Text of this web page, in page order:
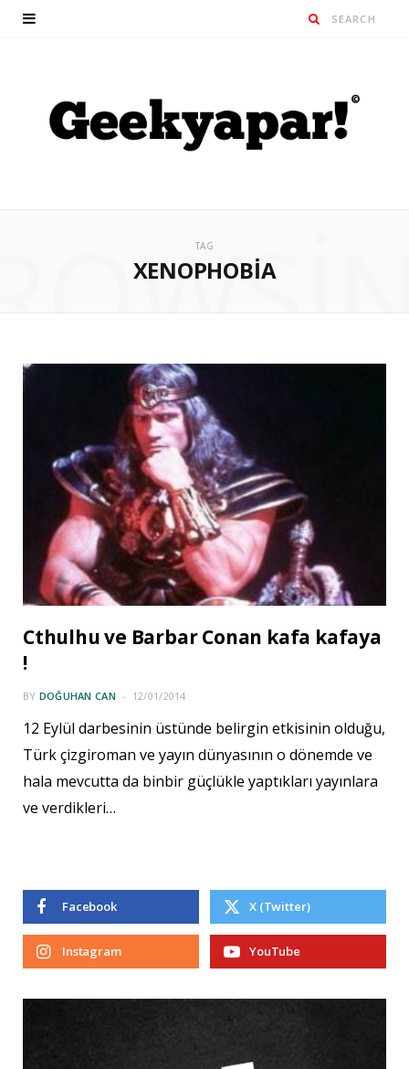
TAG
XENOPHOBIA
Cthulhu ve Barbar Conan kafa kafaya
!
BY DOĞUHAN CAN 12/01/2014
12 Eylül darbesinin üstünde belirgin etkisinin olduğu,
Türk çizgiroman ve yayın dünyasının o dönemde ve
hala mevcutta da binbir güçlükle yaptıkları yayınlara
ve verdikleri…
Facebook X (Twitter)
Instagram YouTube